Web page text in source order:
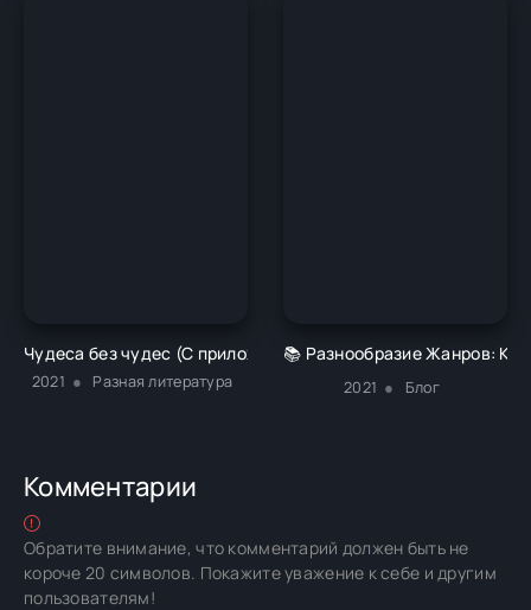
Чудеса без чудес (С приложением описания химических
2021 Разная литература
📚 Разнообразие Жанров:
2021 Блог
Комментарии
Обратите внимание, что комментарий должен быть не
короче 20 символов. Покажите уважение к себе и другим
пользователям!